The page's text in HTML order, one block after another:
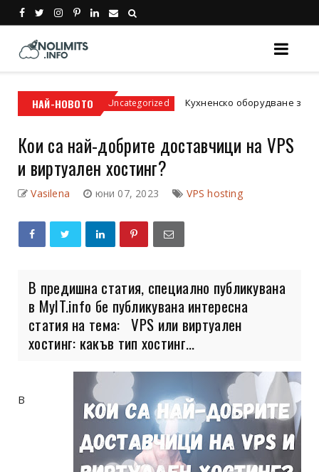
НАЙ-НОВОТО
Uncategorized Кухненско оборудване за
Кои са най-добрите доставчици на VPS
и виртуален хостинг?
Vasilena юни 07, 2023 VPS hosting
В предишна статия, специално публикувана
в MyIT.info бе публикувана интересна
статия на тема: VPS или виртуален
хостинг: какъв тип хостинг...
В